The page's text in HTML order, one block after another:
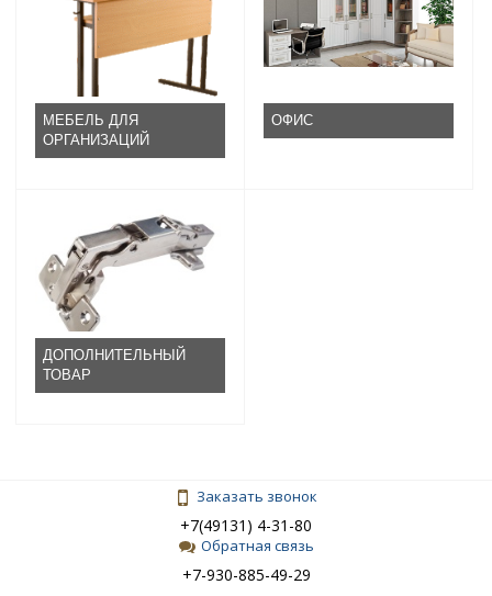
МЕБЕЛЬ ДЛЯ
ОРГАНИЗАЦИЙ
ОФИС
ДОПОЛНИТЕЛЬНЫЙ
ТОВАР
Заказать звонок
+7(49131) 4-31-80
Обратная связь
+7-930-885-49-29